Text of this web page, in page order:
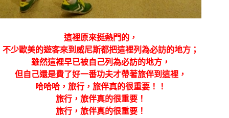
這裡原來挺熱門的，
不少歐美的遊客來到威尼斯都把這裡列為必訪的地方；
雖然這裡早已被自己列為必訪的地方，
但自己還是費了好一番功夫才帶著旅伴到這裡，
哈哈哈，旅行，旅伴真的很重要！！
旅行，旅伴真的很重要！
旅行，旅伴真的很重要！